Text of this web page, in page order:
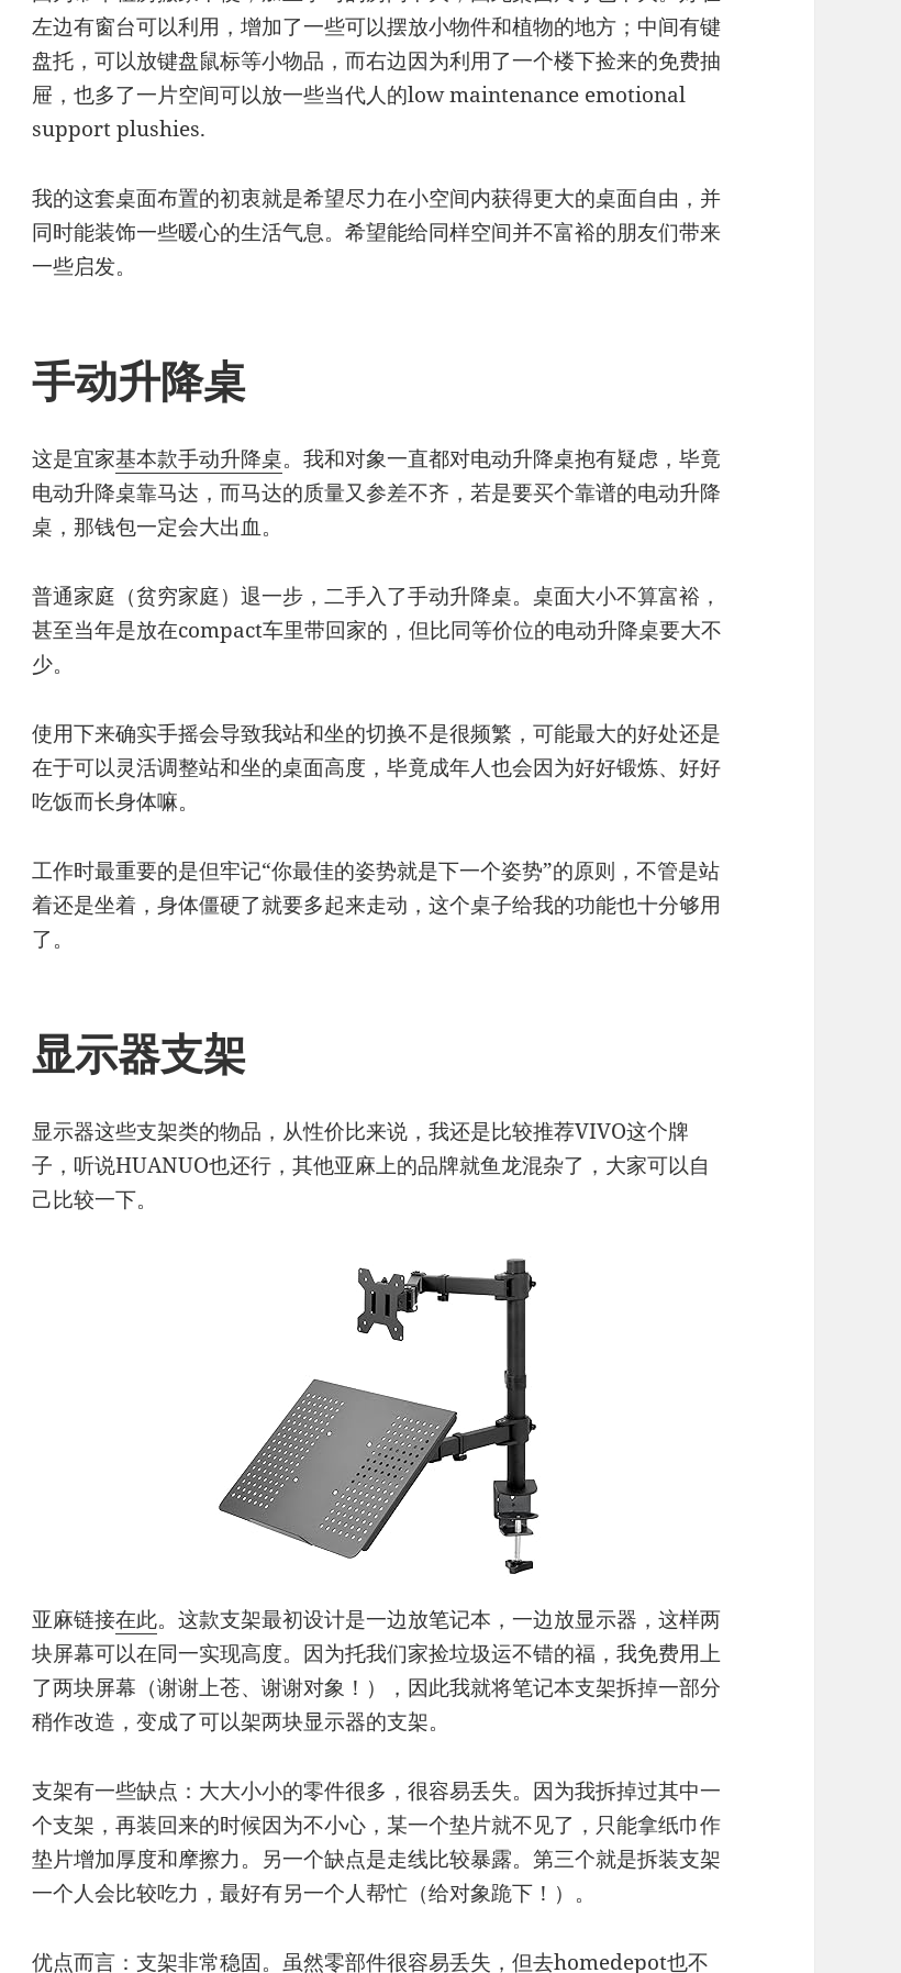
左边有窗台可以利用，增加了一些可以摆放小物件和植物的地方；中间有键
盘托，可以放键盘鼠标等小物品，而右边因为利用了一个楼下捡来的免费抽
屉，也多了一片空间可以放一些当代人的low maintenance emotional
support plushies.
我的这套桌面布置的初衷就是希望尽力在小空间内获得更大的桌面自由，并
同时能装饰一些暖心的生活气息。希望能给同样空间并不富裕的朋友们带来
一些启发。
手动升降桌
这是宜家基本款手动升降桌。我和对象一直都对电动升降桌抱有疑虑，毕竟
电动升降桌靠马达，而马达的质量又参差不齐，若是要买个靠谱的电动升降
桌，那钱包一定会大出血。
普通家庭（贫穷家庭）退一步，二手入了手动升降桌。桌面大小不算富裕，
甚至当年是放在compact车里带回家的，但比同等价位的电动升降桌要大不
少。
使用下来确实手摇会导致我站和坐的切换不是很频繁，可能最大的好处还是
在于可以灵活调整站和坐的桌面高度，毕竟成年人也会因为好好锻炼、好好
吃饭而长身体嘛。
工作时最重要的是但牢记“你最佳的姿势就是下一个姿势”的原则，不管是站
着还是坐着，身体僵硬了就要多起来走动，这个桌子给我的功能也十分够用
了。
显示器支架
显示器这些支架类的物品，从性价比来说，我还是比较推荐VIVO这个牌
子，听说HUANUO也还行，其他亚麻上的品牌就鱼龙混杂了，大家可以自
己比较一下。
亚麻链接在此。这款支架最初设计是一边放笔记本，一边放显示器，这样两
块屏幕可以在同一实现高度。因为托我们家捡垃圾运不错的福，我免费用上
了两块屏幕（谢谢上苍、谢谢对象！），因此我就将笔记本支架拆掉一部分
稍作改造，变成了可以架两块显示器的支架。
支架有一些缺点：大大小小的零件很多，很容易丢失。因为我拆掉过其中一
个支架，再装回来的时候因为不小心，某一个垫片就不见了，只能拿纸巾作
垫片增加厚度和摩擦力。另一个缺点是走线比较暴露。第三个就是拆装支架
一个人会比较吃力，最好有另一个人帮忙（给对象跪下！）。
优点而言：支架非常稳固。虽然零部件很容易丢失，但去homedepot也不